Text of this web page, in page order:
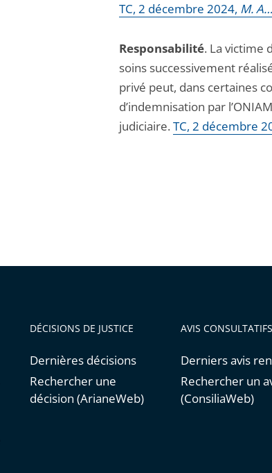
TC, 2 décembre 2024, M. A…
Responsabilité. La victime
soins successivement
privé peut, dans certaines
d’indemnisation par
judiciaire. TC, 2 décembre
DÉCISIONS DE JUSTICE
Dernières décisions
Rechercher une
décision (ArianeWeb)
AVIS CONSULTATIFS
Derniers avis
Rechercher un
(ConsiliaWeb)